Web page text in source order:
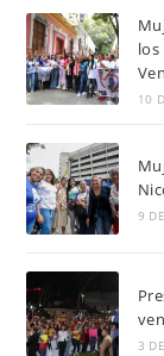
los
10
9
3